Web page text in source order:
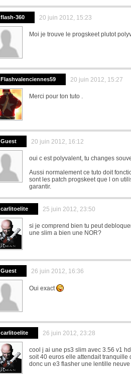
flash-360 20 juin 2012, 15:23
Moi je trouve le progskeet plutot
Flashvalenciennes59 20 juin 2012, 15:27
Merci pour ton tuto .
Guest 20 juin 2012, 16:12
oui c est polyvalent, tu changes
Aussi normalement ce tuto doit
sont les patch progskeet que l on
garantir.
carlitoelite 25 juin 2012, 23:50
si je comprend bien tu peut
une slim a bien une NOR?
Guest 26 juin 2012, 16:36
Oui exact
carlitoelite 26 juin 2012, 23:28
cool j ai une ps3 slim avec 3.56 v1
soit 40 euros elle attendait tranquille
donc un e3 flasher une lentille